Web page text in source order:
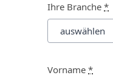
Ihre Branche *
Vorname *